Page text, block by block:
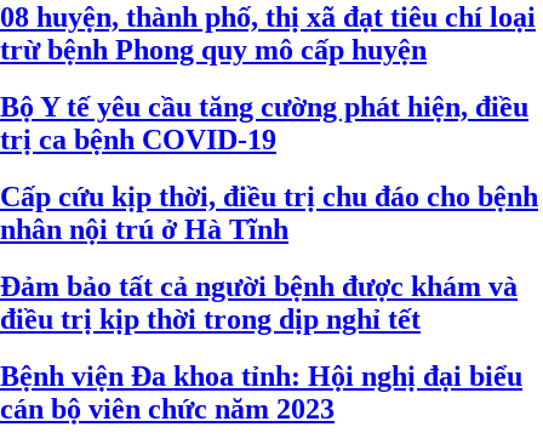
08 huyện, thành phố, thị xã đạt tiêu chí loại
trừ bệnh Phong quy mô cấp huyện
Bộ Y tế yêu cầu tăng cường phát hiện, điều
trị ca bệnh COVID-19
Cấp cứu kịp thời, điều trị chu đáo cho bệnh
nhân nội trú ở Hà Tĩnh
Đảm bảo tất cả người bệnh được khám và
điều trị kịp thời trong dịp nghỉ tết
Bệnh viện Đa khoa tỉnh: Hội nghị đại biểu
cán bộ viên chức năm 2023